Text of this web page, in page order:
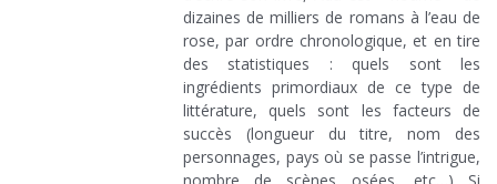
dizaines de milliers de romans à l’eau de
rose, par ordre chronologique, et en tire
des statistiques : quels sont les
ingrédients primordiaux de ce type de
littérature, quels sont les facteurs de
succès (longueur du titre, nom des
personnages, pays où se passe l’intrigue,
nombre de scènes osées, etc…) Si